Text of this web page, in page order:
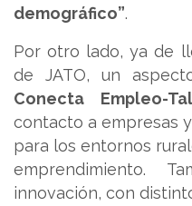
demográfico”.
Por otro lado, ya de
de JATO, un
Conecta Empleo-
contacto a empresas
para los entornos
emprendimiento.
innovación, con